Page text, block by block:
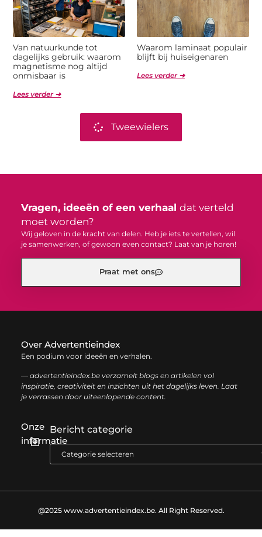
Van natuurkunde tot
dagelijks gebruik: waarom
magnetisme nog altijd
onmisbaar is
Lees verder ➜
Waarom laminaat populair
blijft bij huiseigenaren
Lees verder ➜
Tweewielers
Vragen, ideeën of een verhaal dat verteld
moet worden?
Wij geloven in de kracht van delen. Heb je iets te vertellen, wil
je samenwerken, of gewoon even contact? Laat van je horen!
Praat met ons
Over Advertentieindex
Een podium voor ideeën en verhalen.
— advertentieindex.be verzamelt blogs en artikelen vol
inspiratie, creativiteit en inzichten uit het dagelijks leven. Laat
je verrassen door uiteenlopende content.
Onze
informatie
Bericht categorie
@2025 www.advertentieindex.be. All Right Reserved.​